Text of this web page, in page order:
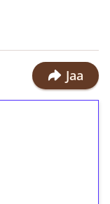
Jaa